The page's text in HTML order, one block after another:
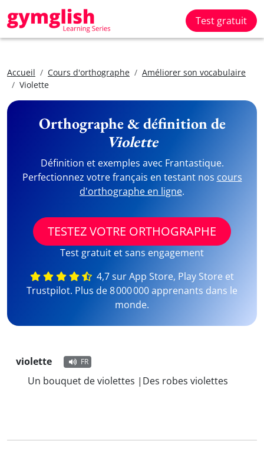
Test gratuit
Accueil Cours d'orthographe
Améliorer son vocabulaire
Violette
Orthographe & définition de
Violette
Définition et exemples avec Frantastique.
Perfectionnez votre français en testant nos cours
d'orthographe en ligne.
TESTEZ VOTRE ORTHOGRAPHE
Test gratuit et sans engagement
4,7 sur App Store, Play Store et
Trustpilot. Plus de 8 000 000 apprenants dans le
monde.
violette FR
Un bouquet de violettes |Des robes violettes